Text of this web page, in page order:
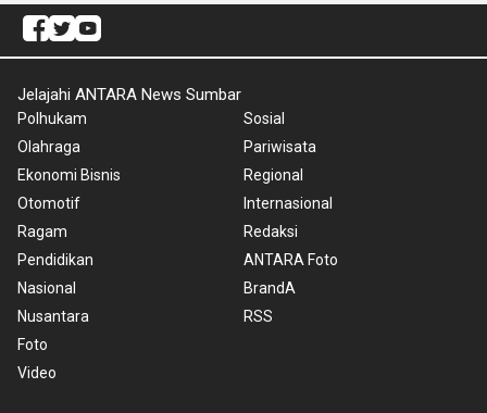
Jelajahi ANTARA News Sumbar
Polhukam
Olahraga
Ekonomi Bisnis
Otomotif
Ragam
Pendidikan
Nasional
Nusantara
Foto
Video
Sosial
Pariwisata
Regional
Internasional
Redaksi
ANTARA Foto
BrandA
RSS